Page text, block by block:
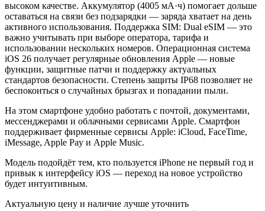
высоком качестве. Аккумулятор (4005 мА·ч) помогает дольше
оставаться на связи без подзарядки — заряда хватает на день
активного использования. Поддержка SIM: Dual eSIM — это
важно учитывать при выборе оператора, тарифа и
использовании нескольких номеров. Операционная система
iOS 26 получает регулярные обновления Apple — новые
функции, защитные патчи и поддержку актуальных
стандартов безопасности. Степень защиты IP68 позволяет не
беспокоиться о случайных брызгах и попадании пыли.
На этом смартфоне удобно работать с почтой, документами,
мессенджерами и облачными сервисами Apple. Смартфон
поддерживает фирменные сервисы Apple: iCloud, FaceTime,
iMessage, Apple Pay и Apple Music.
Модель подойдёт тем, кто пользуется iPhone не первый год и
привык к интерфейсу iOS — переход на новое устройство
будет интуитивным.
Актуальную цену и наличие лучше уточнить